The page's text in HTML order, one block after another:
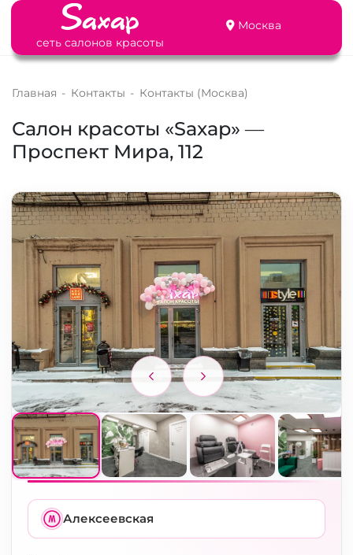
сеть салонов красоты
Москва
Главная - Контакты - Контакты (Москва)
Салон красоты «Saxap» —
Проспект Мира, 112
Алексеевская